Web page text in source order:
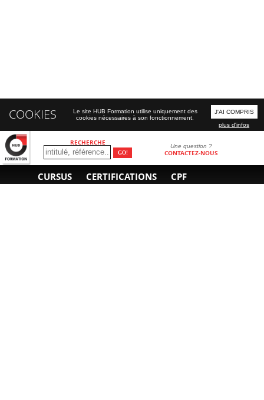
RECHERCHE Une question ?
CONTACTEZ-NOUS
CURSUS CERTIFICATIONS CPF
COOKIES
Le site HUB Formation utilise uniquement des
cookies nécessaires à son fonctionnement.
J'AI COMPRIS
plus d'infos